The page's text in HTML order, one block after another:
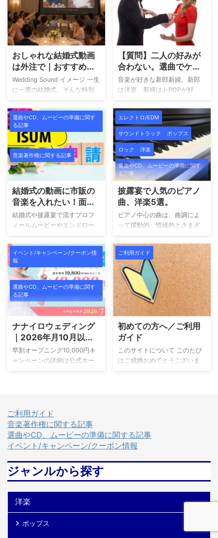
筆修正した内容になっていま
す。 披露宴で使いたい曲はや
はりきれいなラブソングとい
うのは鉄板ですが、中には美
しい曲やノリの良い曲でもラ
ブソングでない曲もありま
す。それは、できれば使わな
いほうが良い曲だったりしま
す。 ここではその代表曲を2曲
ス・ブラント（James Blunt）
の「You're Beautif ...
実際に担当させていただいた
新郎新婦の選曲を実例（サン
プル）としてご紹介いたしま
す。 この記事は、Amebaブロ
グ『結婚式の音響プロデュー
サーがすすめる、Wedding
Sound♪』の2011年10月17日
「人前式」の記事を加筆修正
した内容になっています。 新
HANZ ZIMMER／CD ...
おしゃれな結婚式動画
は外注で｜おすすめの
制作会社と期間・相場
まとめ。
Wedding Sound イメージ 一生
に一度の結婚式。そんな特別
な1日を演出する動画は、おし
ゃれで高品質に仕上げたいと
考える方が増えています。 し
かし、 自作するには時間やス
キルが必要！しかもクオリテ
ィ面で不安(泣) と感じること
も多いでしょう。 そこで注目
されているのが、プロの手で
制作してもらえる「結婚式動
画の外注」です。外注なら、
トレンドを押さえた映像演出
やハイセンスなデザインで、
ゲストの心に残る仕上がりが
準備期間中でも効率よく動画
を用意できるため、多くの新
郎新婦に選ばれ ...
【質問】二人の好みが
合わない。選曲でケン
カを回避する方法はな
いですか？
音楽が好きな新郎新婦。新郎
は洋楽、新婦はJ-POPが好
き。しかも好みの曲調も異な
って、新郎はエアロスミスや
ボン・ジョヴィのようなロッ
ク系でアップテンポな洋楽、
新婦はMISIAやJUJUのような
バラード系のJ-POPが好み。
お互いに好きな曲を聴きあっ
たり、シェアしたりしませ
ん。 そうなると披露宴で流し
たい曲も全然意見が合わない
でケンカになることも。では
流したい曲がお互いに合わな
くてもケンカにならない方法
は新郎と新婦の好みが合わな
くても、ケンカにならない選
曲の手順をお伝えします。 こ
...
選曲やCD、ムービーの準備に関す
る記事
音楽著作権に関する記事
結婚式の動画に市販の
音楽を入れたい！面倒
な著作権申請を代行し
ます。
結婚式や披露宴で流すプロフ
ィールムービーやエンドロー
ルに、市販の楽曲を使いたい
とお考えではありませんか？
しかし、市販の音楽を動画に
挿入するには著作権と複製権
の許諾が必要です。これらの
申請は、ISUM（一般社団法人
音楽特定利用促進機構） を通
じて行う必要がありますが、
個人では直接申請できず、加
盟事業者を通さなければなり
ません。 そこで Wedding
Sound（ウエディング・サウン
ド）にお任せください！弊所
エレクトロ/EDM
サウンドトラック ポップス
ロック 洋楽
選曲やCD、ムービーの準備に関す
る記事
披露宴で人気のピアノ
曲、洋楽5選。
ピアノ中心の曲は、曲調によ
って躍動的、情緒的とさまざ
まな印象を与えてくれます。
それにより披露宴の中では楽
しい演出や涙を誘う演出がで
きます。 今回は、披露宴で人
気のピアノ曲、洋楽5選という
ことでご紹介します。 Sunday
Morning／Maroon 5 マルーン
5（Maroon 5）の中では
「Sugar」に次ぐ人気の曲で
す。メロウなグルーブと甘い
ボーカルが印象的。歌詞は、
別れてしまった恋人とやり直
したいという想いを綴った曲
イベント/キャンペーン/クーポン情
報
選曲やCD、ムービーの準備に関す
る記事
ナナイロウェディング
｜2026年月10月以降
に挙式の方。早割キャ
ンペーンでオープニン
グムービーが10,000円
早割オープニング10,000円キ
ャンペーンの詳細は公式ホー
ムページから！ さまざまな結
新郎新婦に向けて、ムービー
をお得に申し込んでいただけ
るよう様々なキャンペーンが
用意されています。中でも人
ーン」。プロフィールムービ
ーご注文で、お好きなオープ
ニングムービーを限定価格の
10,000円（税込）で付けるこ
とができるというキャンペー
ンです。 早割りプランがおス
スメな理由 多くの新郎新婦
ご利用ガイド
初めての方へ／ご利用
ガイド
このサイトについて このたび
はご成婚おめでとうございま
す。 Wedding Sound the
いわゆる原盤を式場にお持ち
込みをしなければなりませ
ダル・ウエディングに特化し
をできる限り試聴ができ、収
録されているCDを購入できる
ようにAmazon、楽天市場、
Yahoo!ショッピングにリンク
ご利用ガイド
音楽著作権に関する記事
選曲やCD、ムービーの準備に関する記事
イベント/キャンペーン/クーポン情報
ジャンルから探す
洋楽
ポップス